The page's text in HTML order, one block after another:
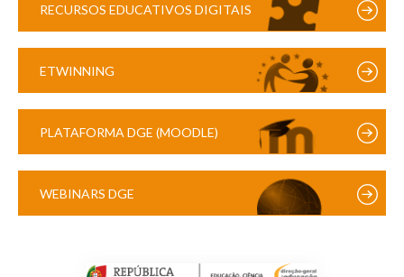
RECURSOS EDUCATIVOS DIGITAIS
ETWINNING
PLATAFORMA DGE (MOODLE)
WEBINARS DGE